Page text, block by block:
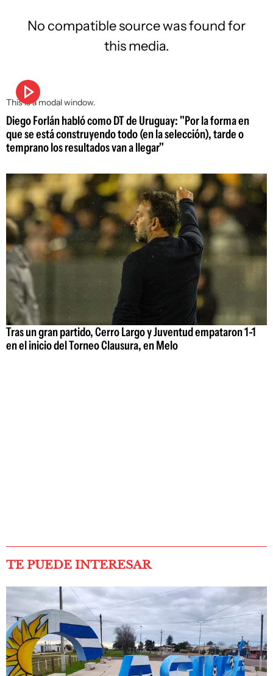
This is a modal window.
No compatible source was found for
this media.
Diego Forlán habló como DT de Uruguay: "Por la forma en
que se está construyendo todo (en la selección), tarde o
temprano los resultados van a llegar"
Tras un gran partido, Cerro Largo y Juventud empataron 1-1
en el inicio del Torneo Clausura, en Melo
TE PUEDE INTERESAR